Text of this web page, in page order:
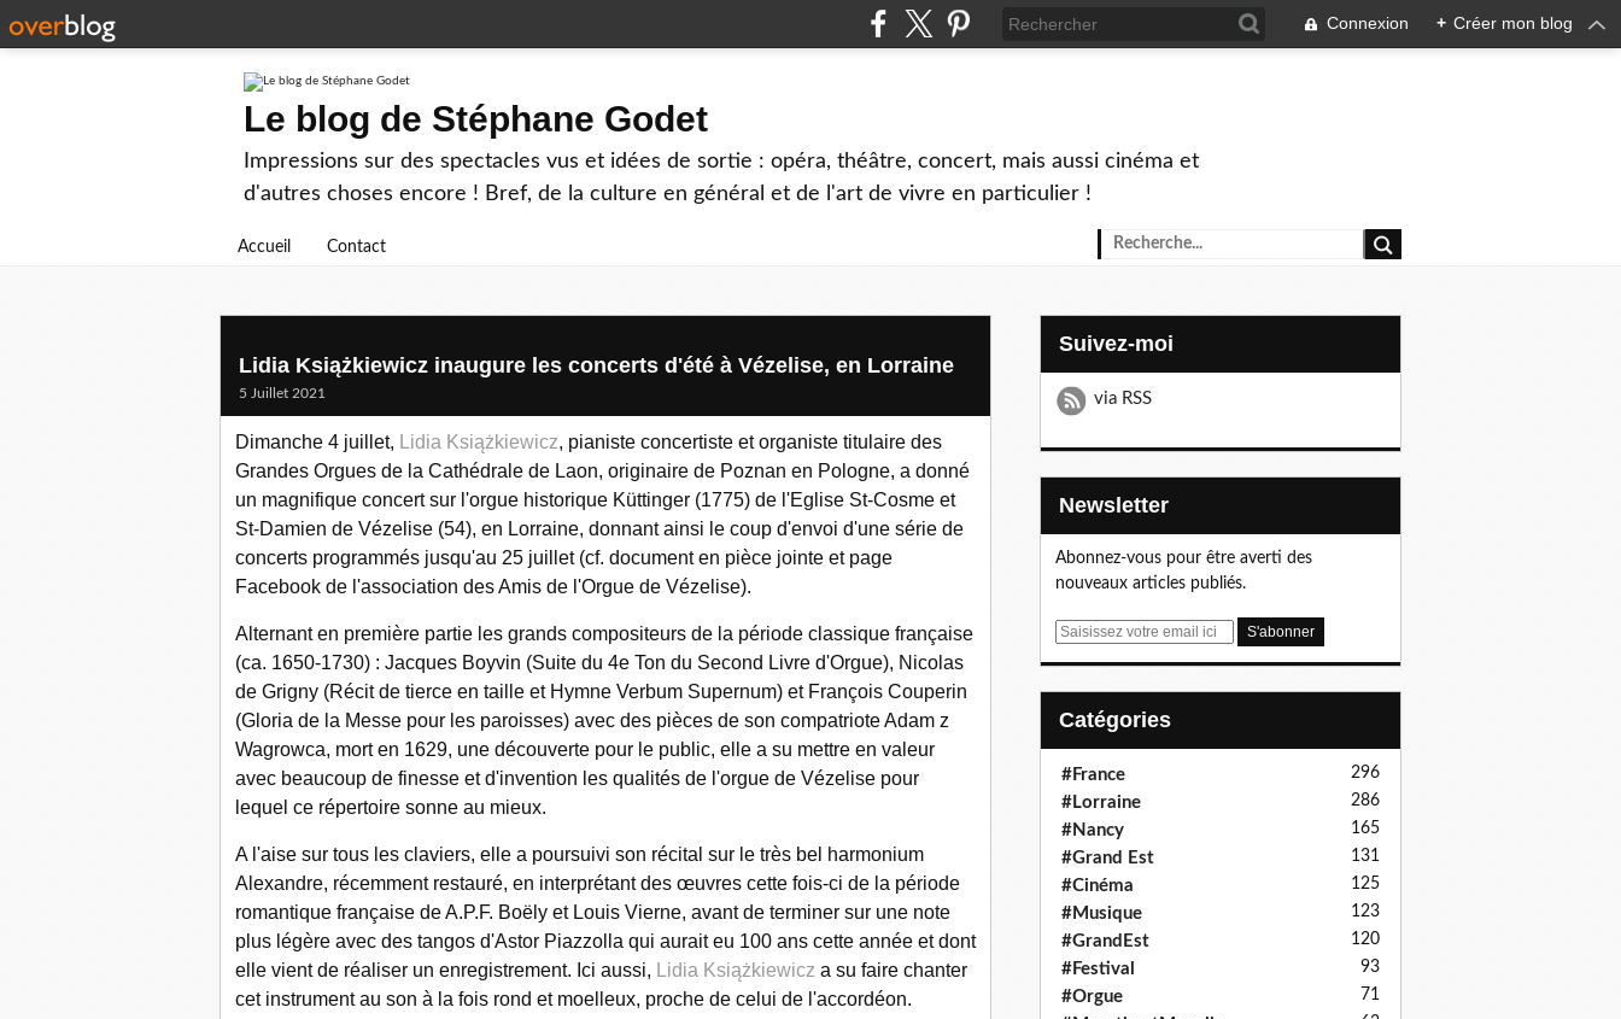
Connexion + Créer mon blog
Le blog de Stéphane Godet
Impressions sur des spectacles vus et idées de sortie : opéra, théâtre, concert, mais aussi cinéma et
d'autres choses encore ! Bref, de la culture en général et de l'art de vivre en particulier !
Accueil Contact
Lidia Książkiewicz inaugure les concerts d'été à Vézelise, en Lorraine
5 Juillet 2021
Dimanche 4 juillet, Lidia Książkiewicz, pianiste concertiste et organiste titulaire des
Grandes Orgues de la Cathédrale de Laon, originaire de Poznan en Pologne, a donné
un magnifique concert sur l'orgue historique Küttinger (1775) de l'Eglise St-Cosme et
St-Damien de Vézelise (54), en Lorraine, donnant ainsi le coup d'envoi d'une série de
concerts programmés jusqu'au 25 juillet (cf. document en pièce jointe et page
Facebook de l'association des Amis de l'Orgue de Vézelise).
Alternant en première partie les grands compositeurs de la période classique française
(ca. 1650-1730) : Jacques Boyvin (Suite du 4e Ton du Second Livre d'Orgue), Nicolas
de Grigny (Récit de tierce en taille et Hymne Verbum Supernum) et François Couperin
(Gloria de la Messe pour les paroisses) avec des pièces de son compatriote Adam z
Wagrowca, mort en 1629, une découverte pour le public, elle a su mettre en valeur
avec beaucoup de finesse et d'invention les qualités de l'orgue de Vézelise pour
lequel ce répertoire sonne au mieux.
A l'aise sur tous les claviers, elle a poursuivi son récital sur le très bel harmonium
Alexandre, récemment restauré, en interprétant des œuvres cette fois-ci de la période
romantique française de A.P.F. Boëly et Louis Vierne, avant de terminer sur une note
plus légère avec des tangos d'Astor Piazzolla qui aurait eu 100 ans cette année et dont
elle vient de réaliser un enregistrement. Ici aussi,
Lidia Książkiewicz a su faire chanter
cet instrument au son à la fois rond et moelleux, proche de celui de l'accordéon.
Suivez-moi
via RSS
Newsletter
Abonnez-vous pour être averti des
nouveaux articles publiés.
E
Catégories
#France 296
#Lorraine 286
#Nancy 165
#Grand Est 131
#Cinéma 125
#Musique 123
#GrandEst 120
#Festival 93
#Orgue 71